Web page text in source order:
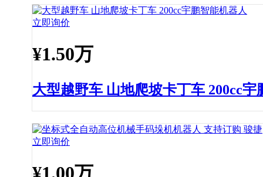
立即询价
¥1.50万
大型越野车 山地爬坡卡丁车 200cc宇
立即询价